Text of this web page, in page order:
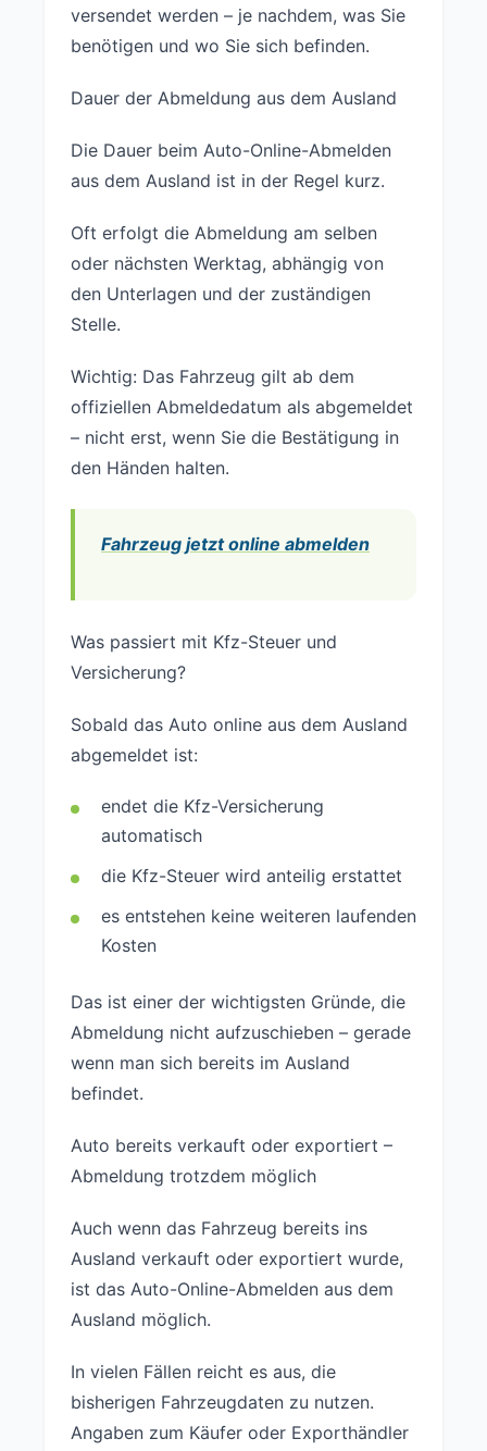
versendet werden – je nachdem, was Sie
benötigen und wo Sie sich befinden.
Dauer der Abmeldung aus dem Ausland
Die Dauer beim Auto-Online-Abmelden
aus dem Ausland ist in der Regel kurz.
Oft erfolgt die Abmeldung am selben
oder nächsten Werktag, abhängig von
den Unterlagen und der zuständigen
Stelle.
Wichtig: Das Fahrzeug gilt ab dem
offiziellen Abmeldedatum als abgemeldet
– nicht erst, wenn Sie die Bestätigung in
den Händen halten.
Fahrzeug jetzt online abmelden
Was passiert mit Kfz-Steuer und
Versicherung?
Sobald das Auto online aus dem Ausland
abgemeldet ist:
endet die Kfz-Versicherung
automatisch
die Kfz-Steuer wird anteilig erstattet
es entstehen keine weiteren laufenden
Kosten
Das ist einer der wichtigsten Gründe, die
Abmeldung nicht aufzuschieben – gerade
wenn man sich bereits im Ausland
befindet.
Auto bereits verkauft oder exportiert –
Abmeldung trotzdem möglich
Auch wenn das Fahrzeug bereits ins
Ausland verkauft oder exportiert wurde,
ist das Auto-Online-Abmelden aus dem
Ausland möglich.
In vielen Fällen reicht es aus, die
bisherigen Fahrzeugdaten zu nutzen.
Angaben zum Käufer oder Exporthändler